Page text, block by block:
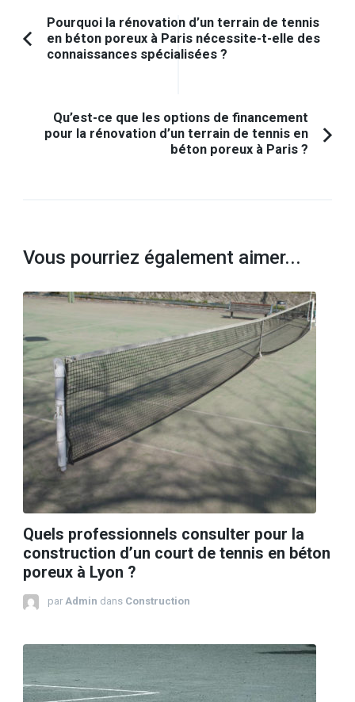
Navigation
d'article
Article
Pourquoi la rénovation d’un terrain de tennis
en béton poreux à Paris nécessite-t-elle des
connaissances spécialisées ?
Qu’est-ce que les options de financement
pour la rénovation d’un terrain de tennis en
béton poreux à Paris ?
Vous pourriez également aimer...
Quels professionnels consulter pour la
construction d’un court de tennis en béton
poreux à Lyon ?
par Admin dans Construction